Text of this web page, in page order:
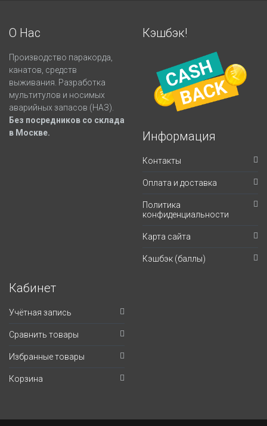
О Нас
Производство паракорда,
канатов, средств
выживания. Разработка
мультитулов и носимых
аварийных запасов (НАЗ).
Без посредников со склада
в Москве.
Кэшбэк!
Информация
Контакты
Оплата и доставка
Политика
конфиденциальности
Карта сайта
Кэшбэк (баллы)
Кабинет
Учётная запись
Сравнить товары
Избранные товары
Корзина